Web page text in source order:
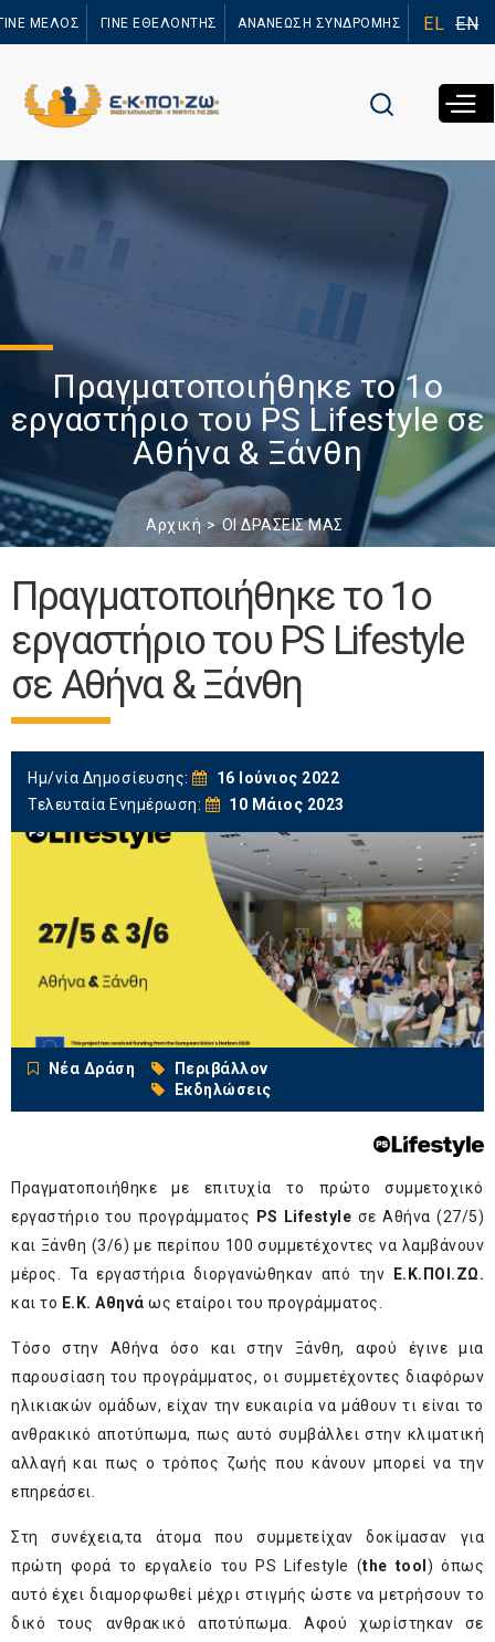
προς το
ΜΕΛΟΣ ΓΙΝΕ ΕΘΕΛΟΝΤΗΣ ΑΝΑΝΕΩΣΗ ΣΥΝΔΡΟΜΗΣ EL EN
Πραγματοποιήθηκε το 1ο
εργαστήριο του PS Lifestyle σε
Αθήνα & Ξάνθη
Αρχική ΟΙ ΔΡΑΣΕΙΣ ΜΑΣ
Πραγματοποιήθηκε το 1ο
εργαστήριο του PS Lifestyle
σε Αθήνα & Ξάνθη
Ημ/νία Δημοσίευσης:
16 Ιούνιος 2022
Τελευταία Ενημέρωση:
10 Μάιος 2023
Νέα Δράση
Περιβάλλον
Εκδηλώσεις
Πραγματοποιήθηκε με επιτυχία το πρώτο συμμετοχικό
εργαστήριο του προγράμματος
PS Lifestyle σε Αθήνα (27/5)
και Ξάνθη (3/6) με περίπου 100 συμμετέχοντες να λαμβάνουν
μέρος. Τα εργαστήρια διοργανώθηκαν από την
Ε.Κ.ΠΟΙ.ΖΩ.
και το Ε.Κ. Αθηνά ως εταίροι του προγράμματος.
Τόσο στην Αθήνα όσο και στην Ξάνθη, αφού έγινε μια
παρουσίαση του προγράμματος, οι συμμετέχοντες διαφόρων
ηλικιακών ομάδων, είχαν την ευκαιρία να μάθουν τι είναι το
ανθρακικό αποτύπωμα, πως αυτό συμβάλλει στην κλιματική
αλλαγή και πως ο τρόπος ζωής που κάνουν μπορεί να την
επηρεάσει.
Στη συνέχεια,τα άτομα που συμμετείχαν δοκίμασαν για
πρώτη φορά το εργαλείο του PS Lifestyle (the tool ) όπως
αυτό έχει διαμορφωθεί μέχρι στιγμής ώστε να μετρήσουν το
δικό τους ανθρακικό αποτύπωμα. Αφού χωρίστηκαν σε